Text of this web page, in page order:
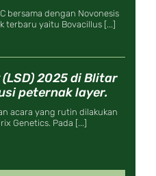
bersama dengan Novonesis
terbaru yaitu Bovacillus [...]
2025 di Blitar
peternak layer.
acara yang rutin dilakukan
Genetics. Pada [...]